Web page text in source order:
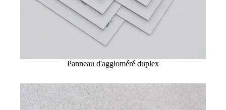
Panneau d'aggloméré duplex